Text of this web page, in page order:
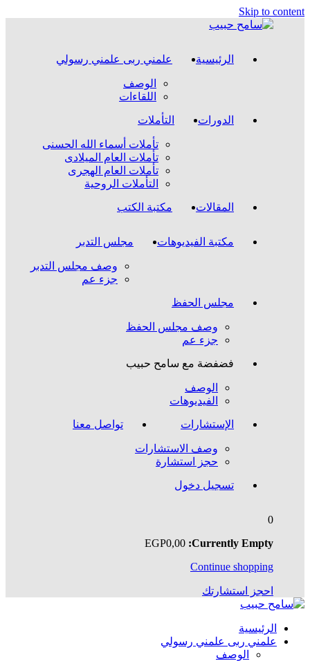
Skip to content
الرئيسية علمني ربى علمني رسولي
الوصف
اللقاءات
الدورات
التأملات
تأملات أسماء الله الحسنى
تأملات العام الميلادى
تأملات العام الهجرى
التأملات الروحية
المقالات
مكتبة الكتب
مكتبة الفيديوهات مجلس التدبر
وصف مجلس التدبر
جزء عم
مجلس الحفظ
وصف مجلس الحفظ
جزء عم
فضفضة مع سامح حبيب
الوصف
الفيديوهات
الإستشارات
وصف الاستشارات
حجز استشارة
تواصل معنا
تسجيل دخول
0
Currently Empty:
EGP0,00
Continue shopping
احجز استشارتك
الرئيسية
علمني ربى علمني رسولي
الوصف